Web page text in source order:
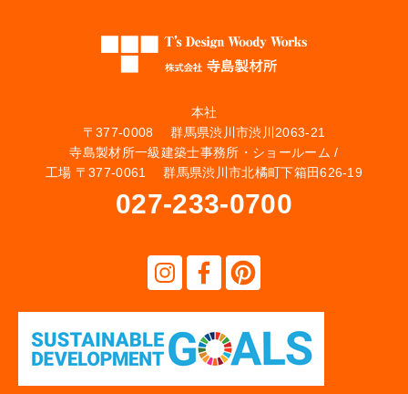
本社
〒377-0008 群馬県渋川市渋川2063-21
寺島製材所一級建築士事務所・ショールーム /
工場 〒377-0061 群馬県渋川市北橘町下箱田626-19
027-233-0700